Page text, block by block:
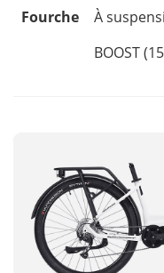
Fourche
À
BOOST